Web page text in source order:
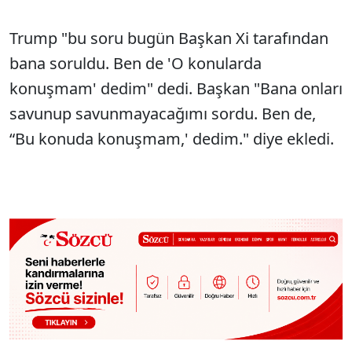
Trump "bu soru bugün Başkan Xi tarafından
bana soruldu. Ben de 'O konularda
konuşmam' dedim" dedi. Başkan "Bana onları
savunup savunmayacağımı sordu. Ben de,
“Bu konuda konuşmam,' dedim." diye ekledi.